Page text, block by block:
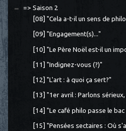
=> Saison 2
[08] "Cela a-t-il un sens de
[09] "Engagement(s)..."
[10] "Le Père Noël est-il un
[11] "Indignez-vous (?)"
[12] "L'art : à quoi ça sert?"
[13] "1er avril : Parlons
[14] "Le café philo passe le
[15] "Pensées sectaires : Où